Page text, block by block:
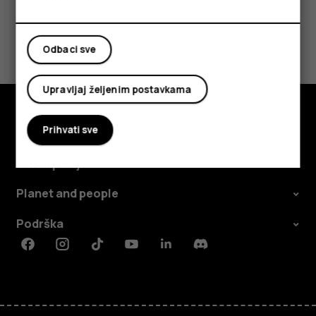
Da li vam je ovo bilo korisno?
Da Ne
Istražite
O kompaniji
Planet and people
Podrška
FacebookInstagramTiktokYoutubeLinkedinDiscord
Odbaci sve
Upravljaj željenim postavkama
Prihvati sve